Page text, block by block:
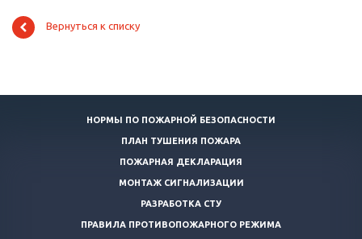
Вернуться к списку
НОРМЫ ПО ПОЖАРНОЙ БЕЗОПАСНОСТИ
ПЛАН ТУШЕНИЯ ПОЖАРА
ПОЖАРНАЯ ДЕКЛАРАЦИЯ
МОНТАЖ СИГНАЛИЗАЦИИ
РАЗРАБОТКА СТУ
ПРАВИЛА ПРОТИВОПОЖАРНОГО РЕЖИМА